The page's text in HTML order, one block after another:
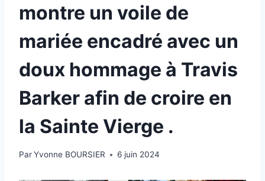
montre un voile de
mariée encadré avec un
doux hommage à Travis
Barker afin de croire en
la Sainte Vierge .
ParYvonne BOURSIER 6 juin 2024